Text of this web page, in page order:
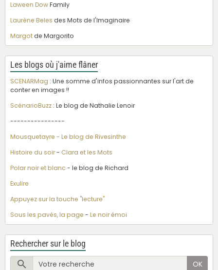
Laween DowFamily
Laurène Beles des Mots de l'Imaginaire
Margotde Margorito
Les blogs où j'aime flâner
SCENARMag : Une somme d'infos passionnantes sur l'art de
conter en images !!
ScénarioBuzz : Le blog de Nathalie Lenoir
----------------
Mousquetayre - Le blog de Rivesinthe
Histoire du soir- Clara et les Mots
Polar noir et blanc - le blog de Richard
Exulire
Appuyez sur la touche "lecture"
Sous les pavés, la page - Le noir émoi
Rechercher sur le blog
OK